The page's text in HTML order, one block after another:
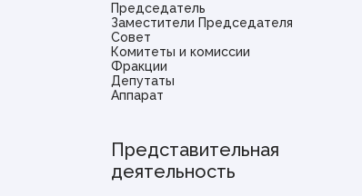
Председатель
Заместители Председателя
Совет
Комитеты и комиссии
Фракции
Депутаты
Аппарат
Представительная
деятельность